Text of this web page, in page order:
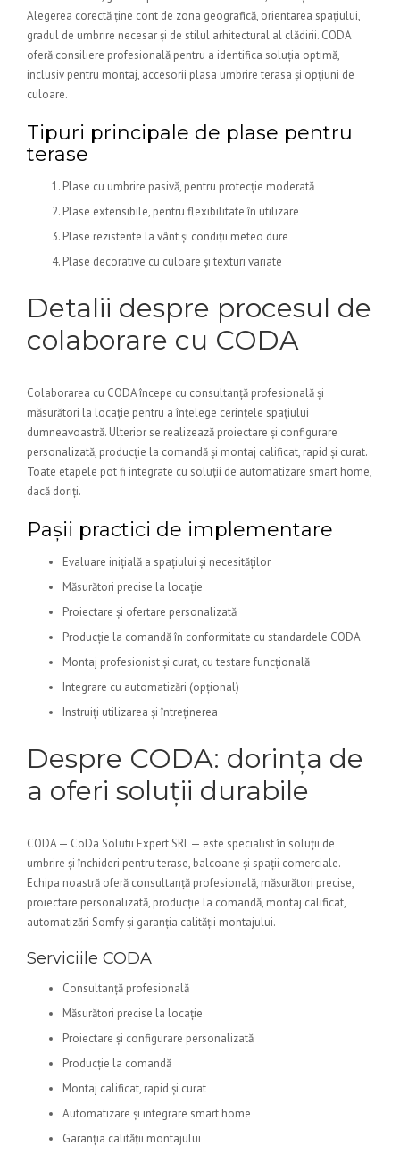
Alegerea corectă ține cont de zona geografică, orientarea spațiului,
gradul de umbrire necesar și de stilul arhitectural al clădirii. CODA
oferă consiliere profesională pentru a identifica soluția optimă,
inclusiv pentru montaj, accesorii plasa umbrire terasa și opțiuni de
culoare.
Tipuri principale de plase pentru
terase
Plase cu umbrire pasivă, pentru protecție moderată
Plase extensibile, pentru flexibilitate în utilizare
Plase rezistente la vânt și condiții meteo dure
Plase decorative cu culoare și texturi variate
Detalii despre procesul de
colaborare cu CODA
Colaborarea cu CODA începe cu consultanță profesională și
măsurători la locație pentru a înțelege cerințele spațiului
dumneavoastră. Ulterior se realizează proiectare și configurare
personalizată, producție la comandă și montaj calificat, rapid și curat.
Toate etapele pot fi integrate cu soluții de automatizare smart home,
dacă doriți.
Pașii practici de implementare
Evaluare inițială a spațiului și necesităților
Măsurători precise la locație
Proiectare și ofertare personalizată
Producție la comandă în conformitate cu standardele CODA
Montaj profesionist și curat, cu testare funcțională
Integrare cu automatizări (opțional)
Instruiți utilizarea și întreținerea
Despre CODA: dorința de
a oferi soluții durabile
CODA — CoDa Solutii Expert SRL — este specialist în soluții de
umbrire și închideri pentru terase, balcoane și spații comerciale.
Echipa noastră oferă consultanță profesională, măsurători precise,
proiectare personalizată, producție la comandă, montaj calificat,
automatizări Somfy și garanția calității montajului.
Serviciile CODA
Consultanță profesională
Măsurători precise la locație
Proiectare și configurare personalizată
Producție la comandă
Montaj calificat, rapid și curat
Automatizare și integrare smart home
Garanția calității montajului